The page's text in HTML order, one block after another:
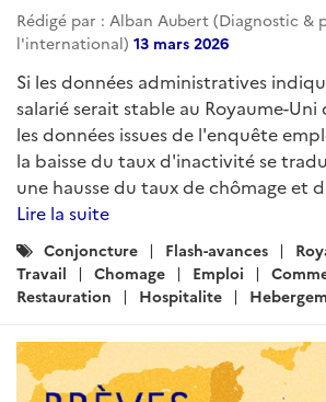
Rédigé par : Alban Aubert (Diagnostic &
l'international) 13 mars 2026
Si les données administratives
salarié serait stable au Royaume-
les données issues de l'enquête
la baisse du taux d'inactivité se
une hausse du taux de chômage et
Lire la suite
Catégories
:
Conjoncture Flash-avances
Travail
Chomage Emploi
Restauration
Hospitalite